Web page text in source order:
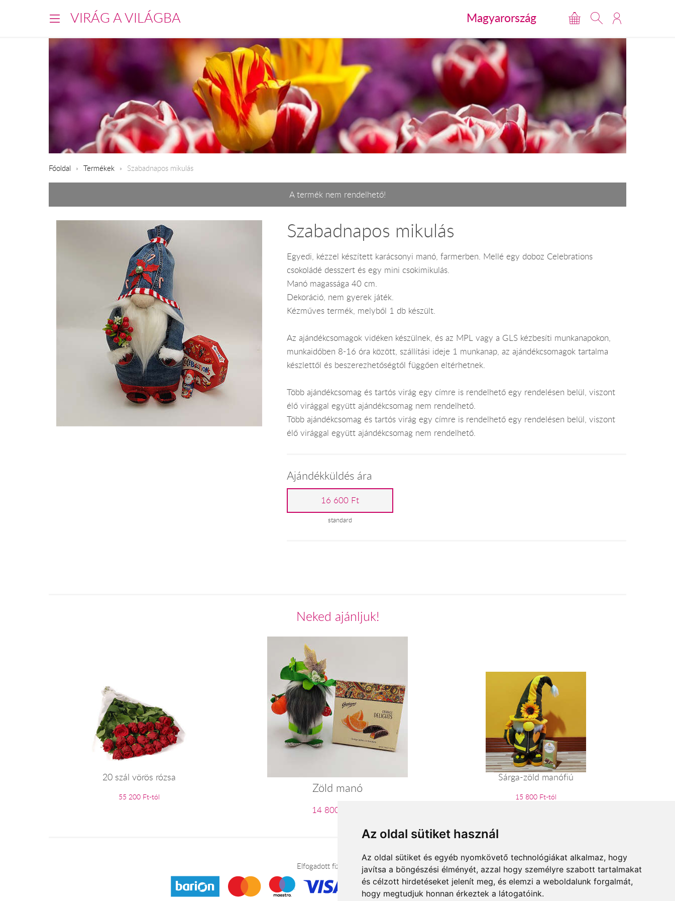
Az oldal sütiket használ
Az oldal sütiket és egyéb nyomkövető technológiákat alkalmaz, hogy
javítsa a böngészési élményét, azzal hogy személyre szabott tartalmakat
és célzott hirdetéseket jelenít meg, és elemzi a weboldalunk forgalmát,
hogy megtudjuk honnan érkeztek a látogatóink.
VIRÁG A VILÁGBA Magyarország
Főoldal Termékek Szabadnapos mikulás
A termék nem rendelhető!
Szabadnapos mikulás
Egyedi, kézzel készített karácsonyi manó, farmerben. Mellé egy doboz Celebrations
csokoládé desszert és egy mini csokimikulás.
Manó magassága 40 cm.
Dekoráció, nem gyerek játék.
Kézműves termék, melyből 1 db készült.
Az ajándékcsomagok vidéken készülnek, és az MPL vagy a GLS kézbesíti munkanapokon,
munkaidőben 8-16 óra között, szállítási ideje 1 munkanap, az ajándékcsomagok tartalma
készlettől és beszerezhetőségtől függően eltérhetnek.
Több ajándékcsomag és tartós virág egy címre is rendelhető egy rendelésen belül, viszont
élő virággal együtt ajándékcsomag nem rendelhető.
Több ajándékcsomag és tartós virág egy címre is rendelhető egy rendelésen belül, viszont
élő virággal együtt ajándékcsomag nem rendelhető.
Ajándékküldés ára
16 600 Ft
standard
Neked ajánljuk!
20 szál vörös rózsa
55 200 Ft-tól
Zöld manó
14 800 Ft-tól
Sárga-zöld manófiú
15 800 Ft-tól
Elfogadott fizetési módok